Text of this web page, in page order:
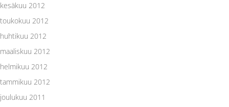
kesäkuu 2012
toukokuu 2012
huhtikuu 2012
maaliskuu 2012
helmikuu 2012
tammikuu 2012
joulukuu 2011